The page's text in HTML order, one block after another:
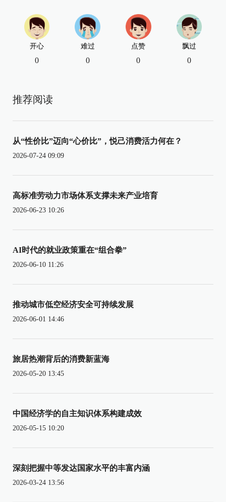
开心
0
难过
0
点赞
0
飘过
0
推荐阅读
从“性价比”迈向“心价比”，悦己消费活力何在？
2026-07-24 09:09
高标准劳动力市场体系支撑未来产业培育
2026-06-23 10:26
AI时代的就业政策重在“组合拳”
2026-06-10 11:26
推动城市低空经济安全可持续发展
2026-06-01 14:46
旅居热潮背后的消费新蓝海
2026-05-20 13:45
中国经济学的自主知识体系构建成效
2026-05-15 10:20
深刻把握中等发达国家水平的丰富内涵
2026-03-24 13:56